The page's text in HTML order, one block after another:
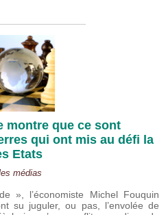
montre que ce sont
qui ont mis au défi la
Etats
médias
», l’économiste Michel Fouquin
su juguler, ou pas, l’envolée de